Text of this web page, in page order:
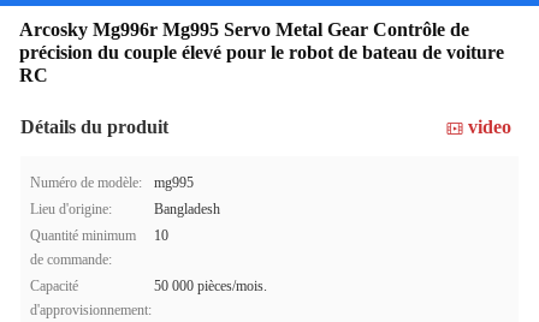
Arcosky Mg996r Mg995 Servo Metal Gear Contrôle de
précision du couple élevé pour le robot de bateau de voiture
RC
Détails du produit video
Numéro de modèle:
mg995
Lieu d'origine:
Bangladesh
Quantité minimum
de commande:
10
Capacité
d'approvisionnement:
50 000 pièces/mois.